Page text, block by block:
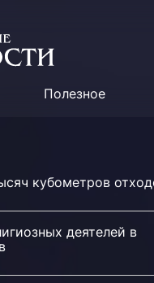
Полезное
кубометров
деятелей в